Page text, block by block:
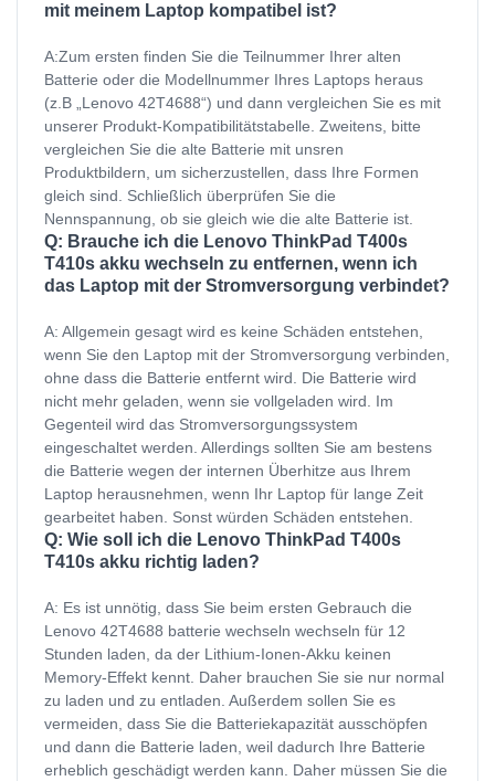
mit meinem Laptop kompatibel ist?
A:Zum ersten finden Sie die Teilnummer Ihrer alten
Batterie oder die Modellnummer Ihres Laptops heraus
(z.B „Lenovo 42T4688“) und dann vergleichen Sie es mit
unserer Produkt-Kompatibilitätstabelle. Zweitens, bitte
vergleichen Sie die alte Batterie mit unsren
Produktbildern, um sicherzustellen, dass Ihre Formen
gleich sind. Schließlich überprüfen Sie die
Nennspannung, ob sie gleich wie die alte Batterie ist.
Q: Brauche ich die Lenovo ThinkPad T400s
T410s akku wechseln zu entfernen, wenn ich
das Laptop mit der Stromversorgung verbindet?
A: Allgemein gesagt wird es keine Schäden entstehen,
wenn Sie den Laptop mit der Stromversorgung verbinden,
ohne dass die Batterie entfernt wird. Die Batterie wird
nicht mehr geladen, wenn sie vollgeladen wird. Im
Gegenteil wird das Stromversorgungssystem
eingeschaltet werden. Allerdings sollten Sie am bestens
die Batterie wegen der internen Überhitze aus Ihrem
Laptop herausnehmen, wenn Ihr Laptop für lange Zeit
gearbeitet haben. Sonst würden Schäden entstehen.
Q: Wie soll ich die Lenovo ThinkPad T400s
T410s akku richtig laden?
A: Es ist unnötig, dass Sie beim ersten Gebrauch die
Lenovo 42T4688 batterie wechseln wechseln für 12
Stunden laden, da der Lithium-Ionen-Akku keinen
Memory-Effekt kennt. Daher brauchen Sie sie nur normal
zu laden und zu entladen. Außerdem sollen Sie es
vermeiden, dass Sie die Batteriekapazität ausschöpfen
und dann die Batterie laden, weil dadurch Ihre Batterie
erheblich geschädigt werden kann. Daher müssen Sie die